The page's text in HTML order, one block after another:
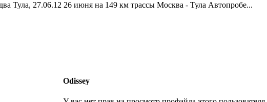
Тула, 27.06.12 26 июня на 149 км трассы Москва - Тула Автопробе...
Оdissey